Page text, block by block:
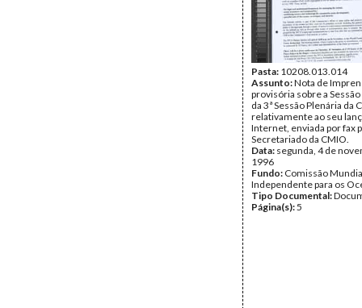
Pasta: 10208.013.014
Assunto:Nota de
provisória sobre a
da 3ª Sessão Plenária da
relativamente ao seu
Internet, enviada por fax
Secretariado da CMIO.
Data: segunda, 4 de
1996
Fundo: Comissão
Independente para os
Tipo Documental:
Página(s):5